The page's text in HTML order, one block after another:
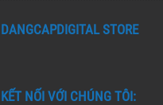
DANGCAPDIGITAL STORE
KẾT NỐI VỚI CHÚNG TÔI: